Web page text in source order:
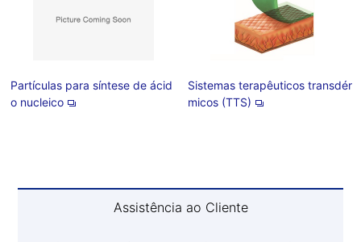
Partículas para síntese de ácid
o nucleico
Sistemas terapêuticos transdér
micos (TTS)
Assistência ao Cliente